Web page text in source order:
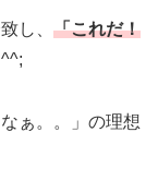
し、 「これだ！
ぁ。。」の理想